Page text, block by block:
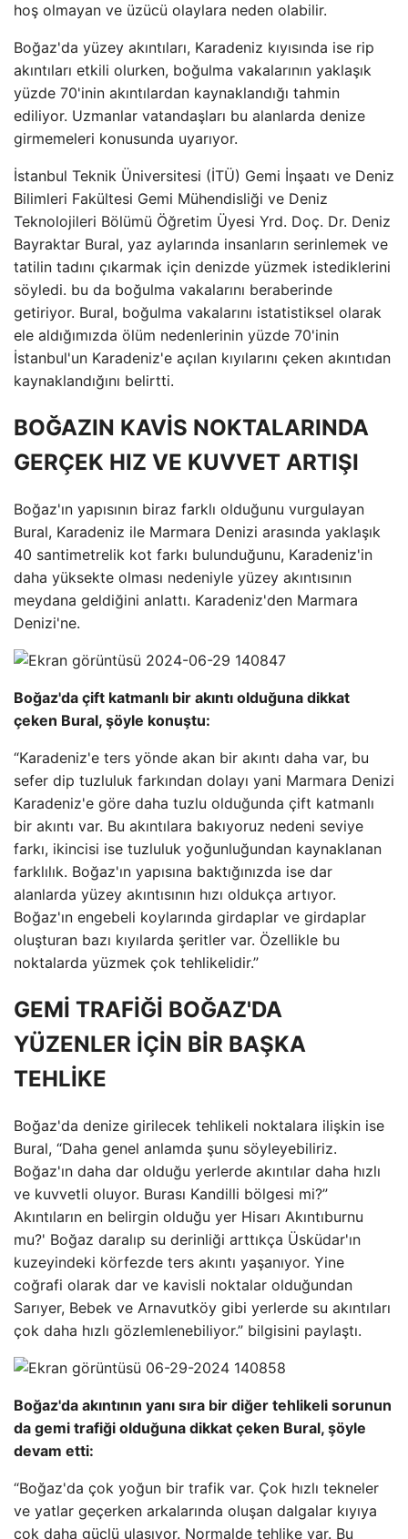
hoş olmayan ve üzücü olaylara neden olabilir.
Boğaz'da yüzey akıntıları, Karadeniz kıyısında ise rip
akıntıları etkili olurken, boğulma vakalarının yaklaşık
yüzde 70'inin akıntılardan kaynaklandığı tahmin
ediliyor. Uzmanlar vatandaşları bu alanlarda denize
girmemeleri konusunda uyarıyor.
İstanbul Teknik Üniversitesi (İTÜ) Gemi İnşaatı ve Deniz
Bilimleri Fakültesi Gemi Mühendisliği ve Deniz
Teknolojileri Bölümü Öğretim Üyesi Yrd. Doç. Dr. Deniz
Bayraktar Bural, yaz aylarında insanların serinlemek ve
tatilin tadını çıkarmak için denizde yüzmek istediklerini
söyledi. bu da boğulma vakalarını beraberinde
getiriyor. Bural, boğulma vakalarını istatistiksel olarak
ele aldığımızda ölüm nedenlerinin yüzde 70'inin
İstanbul'un Karadeniz'e açılan kıyılarını çeken akıntıdan
kaynaklandığını belirtti.
BOĞAZIN KAVİS NOKTALARINDA
GERÇEK HIZ VE KUVVET ARTIŞI
Boğaz'ın yapısının biraz farklı olduğunu vurgulayan
Bural, Karadeniz ile Marmara Denizi arasında yaklaşık
40 santimetrelik kot farkı bulunduğunu, Karadeniz'in
daha yüksekte olması nedeniyle yüzey akıntısının
meydana geldiğini anlattı. Karadeniz'den Marmara
Denizi'ne.
Boğaz'da çift katmanlı bir akıntı olduğuna dikkat
çeken Bural, şöyle konuştu:
“Karadeniz'e ters yönde akan bir akıntı daha var, bu
sefer dip tuzluluk farkından dolayı yani Marmara Denizi
Karadeniz'e göre daha tuzlu olduğunda çift katmanlı
bir akıntı var. Bu akıntılara bakıyoruz nedeni seviye
farkı, ikincisi ise tuzluluk yoğunluğundan kaynaklanan
farklılık. Boğaz'ın yapısına baktığınızda ise dar
alanlarda yüzey akıntısının hızı oldukça artıyor.
Boğaz'ın engebeli koylarında girdaplar ve girdaplar
oluşturan bazı kıyılarda şeritler var. Özellikle bu
noktalarda yüzmek çok tehlikelidir.”
GEMİ TRAFİĞİ BOĞAZ'DA
YÜZENLER İÇİN BİR BAŞKA
TEHLİKE
Boğaz'da denize girilecek tehlikeli noktalara ilişkin ise
Bural, “Daha genel anlamda şunu söyleyebiliriz.
Boğaz'ın daha dar olduğu yerlerde akıntılar daha hızlı
ve kuvvetli oluyor. Burası Kandilli bölgesi mi?”
Akıntıların en belirgin olduğu yer Hisarı Akıntıburnu
mu?' Boğaz daralıp su derinliği arttıkça Üsküdar'ın
kuzeyindeki körfezde ters akıntı yaşanıyor. Yine
coğrafi olarak dar ve kavisli noktalar olduğundan
Sarıyer, Bebek ve Arnavutköy gibi yerlerde su akıntıları
çok daha hızlı gözlemlenebiliyor.” bilgisini paylaştı.
Boğaz'da akıntının yanı sıra bir diğer tehlikeli sorunun
da gemi trafiği olduğuna dikkat çeken Bural, şöyle
devam etti:
“Boğaz'da çok yoğun bir trafik var. Çok hızlı tekneler
ve yatlar geçerken arkalarında oluşan dalgalar kıyıya
çok daha güçlü ulaşıyor. Normalde tehlike var. Bu